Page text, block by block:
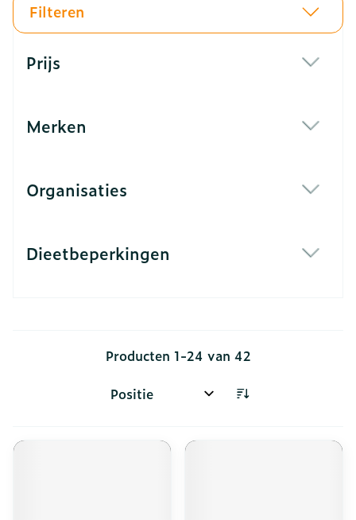
Filteren
Prijs
Merken
Organisaties
Dieetbeperkingen
Producten 1-24 van 42
Sorteer op: